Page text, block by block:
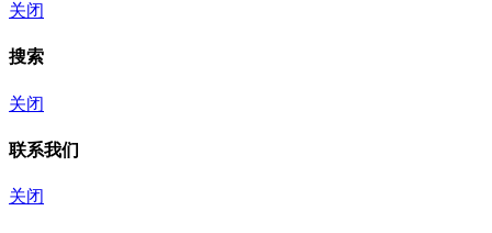
关闭
搜索
关闭
联系我们
关闭